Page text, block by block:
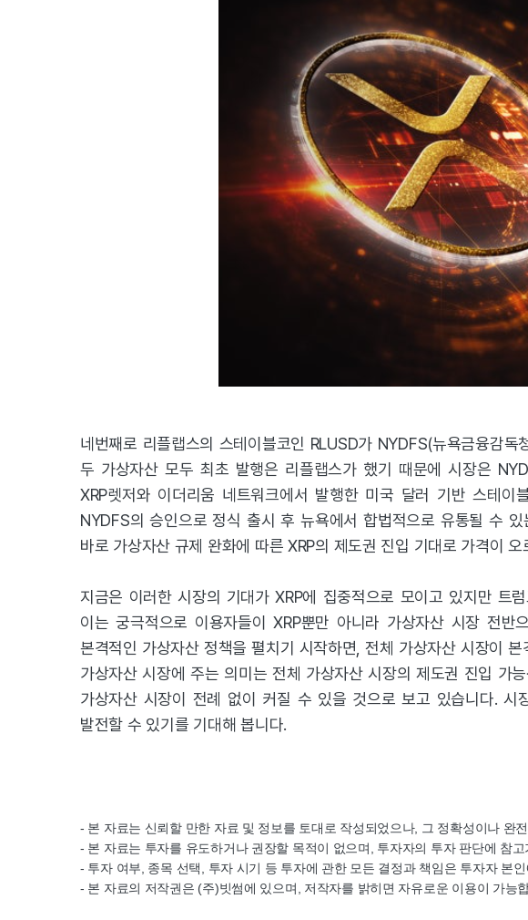
네번째로 리플랩스의 스테이블코인 RLUSD가 NYDFS(뉴욕금융감
두 가상자산 모두 최초 발행은 리플랩스가 했기 때문에 시장은
XRP렛저와 이더리움 네트워크에서 발행한 미국 달러 기반 스테
NYDFS의 승인으로 정식 출시 후 뉴욕에서 합법적으로 유통될 수
바로 가상자산 규제 완화에 따른 XRP의 제도권 진입 기대로 가격이
지금은 이러한 시장의 기대가 XRP에 집중적으로 모이고 있지만 트
이는 궁극적으로 이용자들이 XRP뿐만 아니라 가상자산 시장 전
본격적인 가상자산 정책을 펼치기 시작하면, 전체 가상자산 시장이
가상자산 시장에 주는 의미는 전체 가상자산 시장의 제도권 진입 가
가상자산 시장이 전례 없이 커질 수 있을 것으로 보고 있습니다. 시
발전할 수 있기를 기대해 봅니다.
- 본 자료는 신뢰할 만한 자료 및 정보를 토대로 작성되었으나, 그 정확성이나 완
- 본 자료는 투자를 유도하거나 권장할 목적이 없으며, 투자자의 투자 판단에 참
- 투자 여부, 종목 선택, 투자 시기 등 투자에 관한 모든 결정과 책임은 투자자 본
- 본 자료의 저작권은 (주)빗썸에 있으며, 저작자를 밝히면 자유로운 이용이 가능